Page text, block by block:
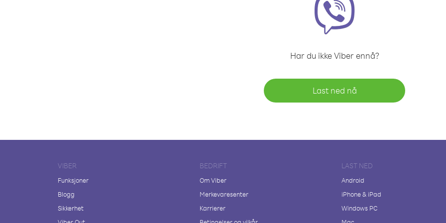
Har du ikke Viber ennå?
Last ned nå
VIBER
Funksjoner
Blogg
Sikkerhet
BEDRIFT
Om Viber
Merkevaresenter
Karrierer
LAST NED
Android
iPhone & iPad
Windows PC